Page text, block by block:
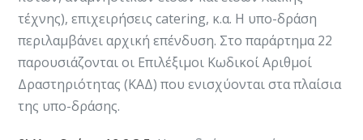
τέχνης), επιχειρήσεις catering, κ.α. Η υπο-δράση
περιλαμβάνει αρχική επένδυση. Στο παράρτημα 22
παρουσιάζονται οι Επιλέξιμοι Κωδικοί Αριθμοί
Δραστηριότητας (ΚΑΔ) που ενισχύονται στα πλαίσια
της υπο-δράσης.